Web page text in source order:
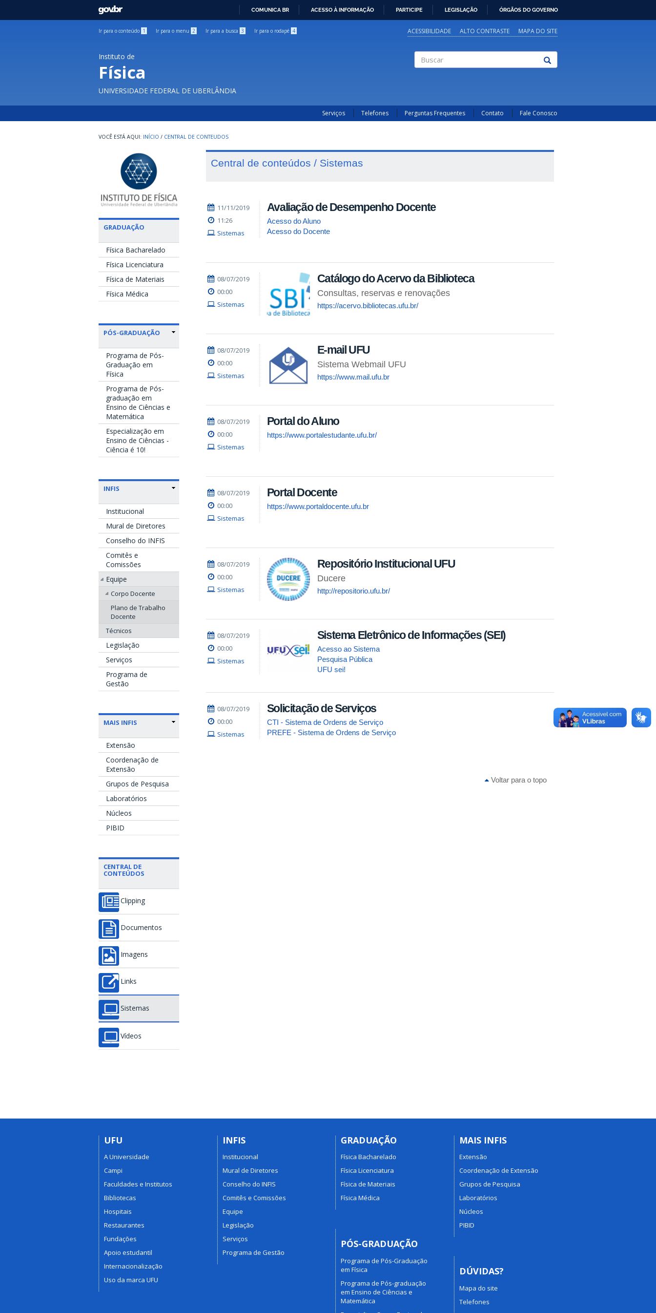
GOVBR
COMUNICA BR ACESSO À INFORMAÇÃO PARTICIPE LEGISLAÇÃO ÓRGÃOS DO GOVERNO
Ir para o conteúdo 1 Ir para o menu 2 Ir para a busca 3 Ir para o rodapé 4 ACESSIBILIDADE ALTO CONTRASTE MAPA DO SITE
Instituto de
Física
UNIVERSIDADE FEDERAL DE UBERLÂNDIA
Serviços Telefones Perguntas Frequentes Contato Fale Conosco
INÍCIO / CENTRAL DE CONTEUDOS
GRADUAÇÃO
Física Bacharelado
Física Licenciatura
Física de Materiais
Física Médica
PÓS-GRADUAÇÃO
Programa de Pós-
Graduação em
Física
Programa de Pós-
graduação em
Ensino de Ciências e
Matemática
Especialização em
Ensino de Ciências -
Ciência é 10!
INFIS
Institucional
Mural de Diretores
Conselho do INFIS
Comitês e
Comissões
Equipe
Corpo Docente
Plano de Trabalho
Docente
Técnicos
Legislação
Serviços
Programa de
Gestão
MAIS INFIS
Extensão
Coordenação de
Extensão
Grupos de Pesquisa
Laboratórios
Núcleos
PIBID
CENTRAL DE
CONTEÚDOS
Clipping
Documentos
Imagens
Links
Sistemas
Vídeos
Central de conteúdos / Sistemas
11/11/2019
11:26
Sistemas
Avaliação de Desempenho Docente
Acesso do Aluno
Acesso do Docente
08/07/2019
00:00
Sistemas
Catálogo do Acervo da Biblioteca
Consultas, reservas e renovações
https://acervo.bibliotecas.ufu.br/
08/07/2019
00:00
Sistemas
E-mail UFU
Sistema Webmail UFU
https://www.mail.ufu.br
08/07/2019
00:00
Sistemas
Portal do Aluno
https://www.portalestudante.ufu.br/
08/07/2019
00:00
Sistemas
Portal Docente
https://www.portaldocente.ufu.br
08/07/2019
00:00
Sistemas
Repositório Institucional UFU
Ducere
http://repositorio.ufu.br/
08/07/2019
00:00
Sistemas
Sistema Eletrônico de Informações (SEI)
Acesso ao Sistema
Pesquisa Pública
UFU sei!
08/07/2019
00:00
Sistemas
Solicitação de Serviços
CTI - Sistema de Ordens de Serviço
PREFE - Sistema de Ordens de Serviço
Voltar para o topo
UFU
A Universidade
Campi
Faculdades e Institutos
Bibliotecas
Hospitais
Restaurantes
Fundações
Apoio estudantil
Internacionalização
Uso da marca UFU
INFIS
Institucional
Mural de Diretores
Conselho do INFIS
Comitês e Comissões
Equipe
Legislação
Serviços
Programa de Gestão
GRADUAÇÃO
Física Bacharelado
Física Licenciatura
Física de Materiais
Física Médica
PÓS-GRADUAÇÃO
Programa de Pós-Graduação
em Física
Programa de Pós-graduação
em Ensino de Ciências e
Matemática
MAIS INFIS
Extensão
Coordenação de Extensão
Grupos de Pesquisa
Laboratórios
Núcleos
PIBID
DÚVIDAS?
Mapa do site
Telefones